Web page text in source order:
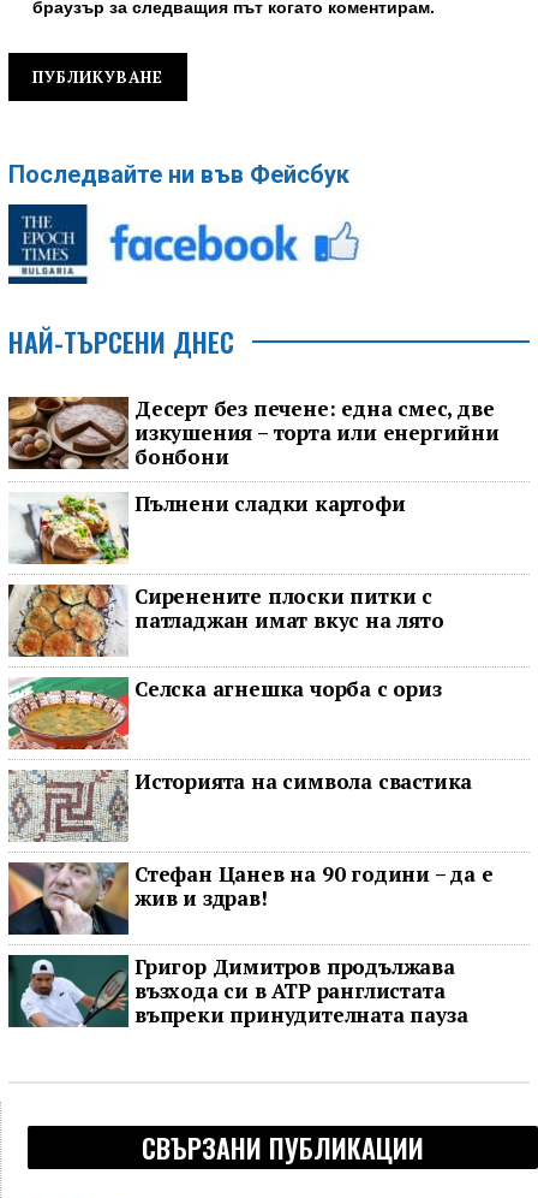
браузър за следващия път когато коментирам.
Последвайте ни във Фейсбук
НАЙ-ТЪРСЕНИ ДНЕС
Десерт без печене: една смес, две
изкушения – торта или енергийни
бонбони
Пълнени сладки картофи
Сиренените плоски питки с
патладжан имат вкус на лято
Селска агнешка чорба с ориз
Историята на символа свастика
Стефан Цанев на 90 години – да е
жив и здрав!
Григор Димитров продължава
възхода си в ATP ранглистата
въпреки принудителната пауза
СВЪРЗАНИ ПУБЛИКАЦИИ